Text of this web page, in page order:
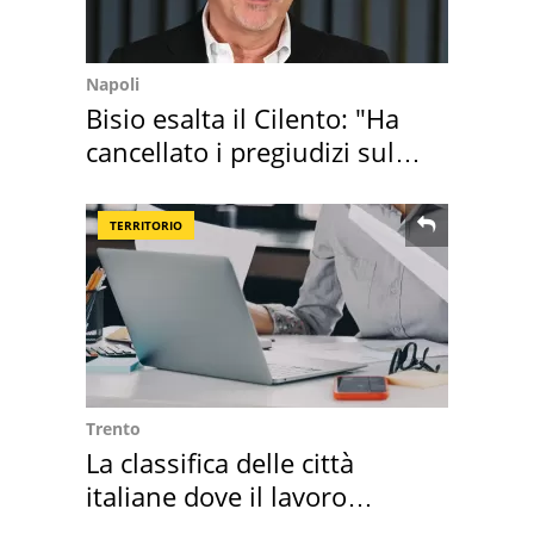
Napoli
Bisio esalta il Cilento: "Ha
cancellato i pregiudizi sul
TERRITORIO
Trento
La classifica delle città
italiane dove il lavoro